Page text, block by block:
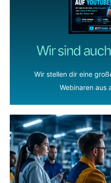
Wir sind
Wir stellen dir eine
Webinaren aus